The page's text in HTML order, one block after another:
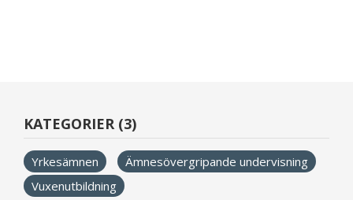
KATEGORIER (3)
Yrkesämnen
Ämnesövergripande undervisning
Vuxenutbildning